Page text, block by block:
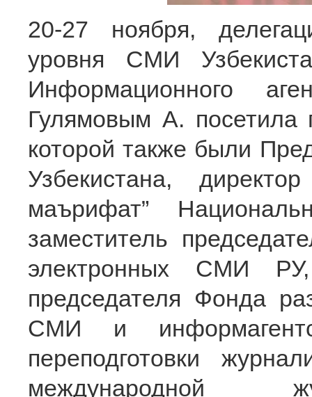
20-27 ноября,
уровня СМИ
Информационного
Гулямовым А. посетила
которой также были
Узбекистана,
маърифат”
заместитель
электронных СМИ РУ,
председателя Фонда
СМИ и
переподготовки
международной